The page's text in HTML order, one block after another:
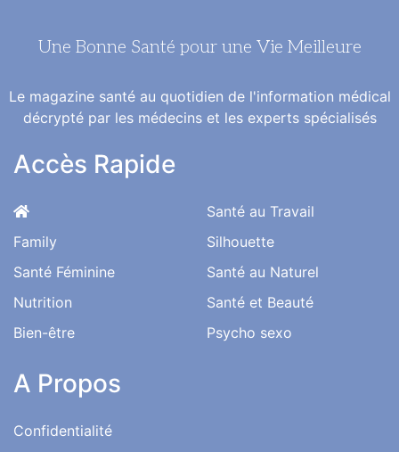
Une Bonne Santé pour une Vie Meilleure
Le magazine santé au quotidien de l'information médical
décrypté par les médecins et les experts spécialisés
Accès Rapide
Family
Santé Féminine
Nutrition
Bien-être
Santé au Travail
Silhouette
Santé au Naturel
Santé et Beauté
Psycho sexo
A Propos
Confidentialité